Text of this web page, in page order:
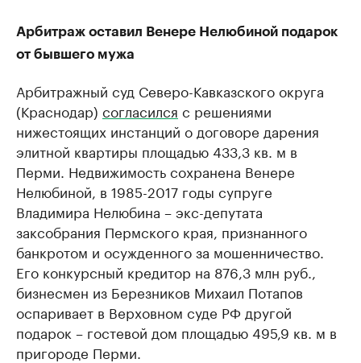
Арбитраж оставил Венере Нелюбиной подарок
от бывшего мужа
Арбитражный суд Северо-Кавказского округа
(Краснодар) согласился с решениями
нижестоящих инстанций о договоре дарения
элитной квартиры площадью 433,3 кв. м в
Перми. Недвижимость сохранена Венере
Нелюбиной, в 1985-2017 годы супруге
Владимира Нелюбина – экс-депутата
заксобрания Пермского края, признанного
банкротом и осужденного за мошенничество.
Его конкурсный кредитор на 876,3 млн руб.,
бизнесмен из Березников Михаил Потапов
оспаривает в Верховном суде РФ другой
подарок – гостевой дом площадью 495,9 кв. м в
пригороде Перми.